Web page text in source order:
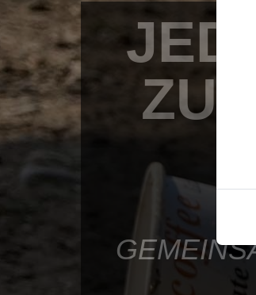
ZU